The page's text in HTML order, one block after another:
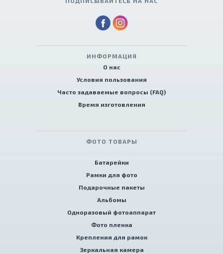
ИНФОРМАЦИЯ
О нас
Условия пользования
Часто задаваемые вопросы (FAQ)
Время изготовления
ФОТО ТОВАРЫ
Батарейки
Рамки для фото
Подарочные пакеты
Альбомы
Одноразовый фотоаппарат
Фото пленка
Крепления для рамок
Зеркальная камера